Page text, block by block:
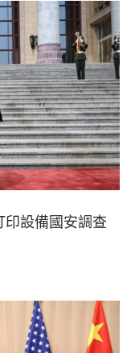
印設備國安調查